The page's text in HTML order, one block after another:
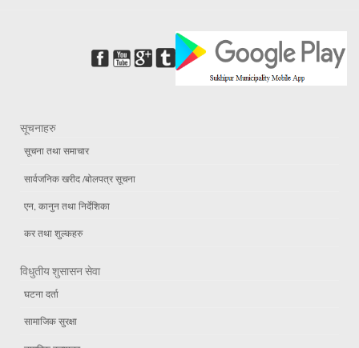
सूचनाहरु
सूचना तथा समाचार
सार्वजनिक खरीद /बोलपत्र सूचना
एन, कानुन तथा निर्देशिका
कर तथा शुल्कहरु
विधुतीय शुसासन सेवा
घटना दर्ता
सामाजिक सुरक्षा